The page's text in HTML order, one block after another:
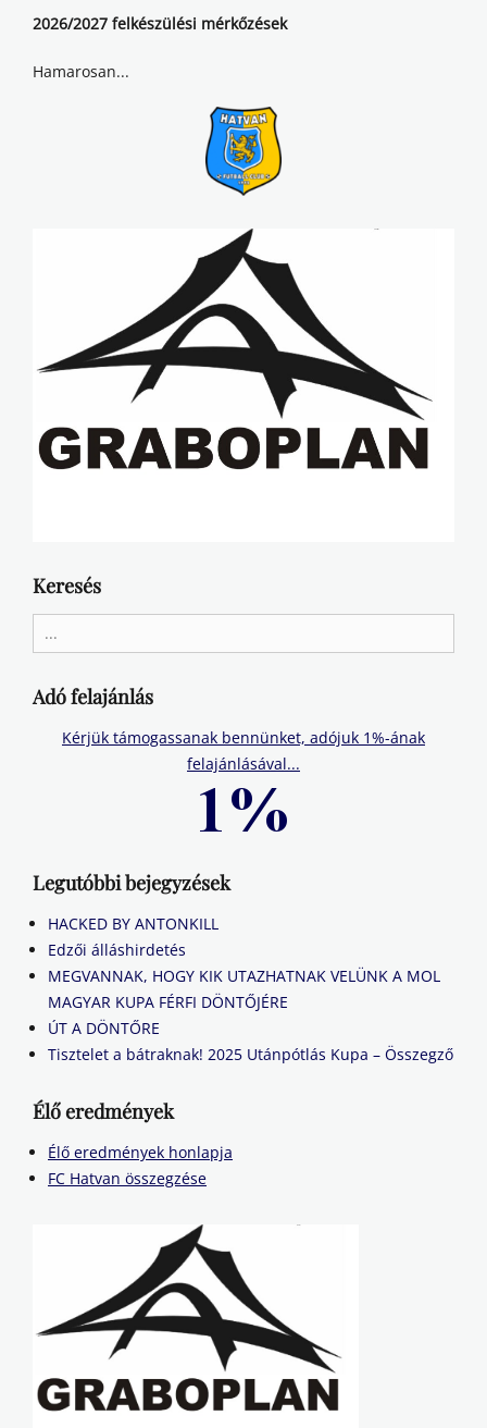
2026/2027 felkészülési mérkőzések
Hamarosan...
Keresés
for:
Adó felajánlás
Kérjük támogassanak bennünket, adójuk 1%-ának
felajánlásával...
Legutóbbi bejegyzések
HACKED BY ANTONKILL
Edzői álláshirdetés
MEGVANNAK, HOGY KIK UTAZHATNAK VELÜNK A MOL
MAGYAR KUPA FÉRFI DÖNTŐJÉRE
ÚT A DÖNTŐRE
Tisztelet a bátraknak! 2025 Utánpótlás Kupa – Összegző
Élő eredmények
Élő eredmények honlapja
FC Hatvan összegzése